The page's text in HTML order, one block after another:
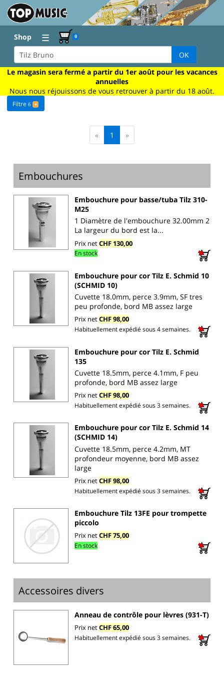
Shop ☰ 0
OK
Le magasin sera fermé a partir du 1er août pour les vacances
annuelles
Nous nous réjouissons de vous retrouver à partir du 18 août.
Filtre6 +
« 1 »
Embouchures
Embouchure pour basse/tuba Tilz 310-
M25
1 Diamètre de l'embouchure 32.00mm 2
La largeur du bord est la...
Prix netCHF 130,00
En stock
Embouchure pour cor Tilz E. Schmid 10
(SCHMID 10)
Cuvette 18.0mm, perce 3.9mm, SF tres
peu profonde, bord MB assez large
Prix netCHF 98,00
Habituellement expédié sous 4 semaines.
Embouchure pour cor Tilz E. Schmid
135
Cuvette 18.5mm, perce 4.1mm, F peu
profonde, bord MB assez large
Prix netCHF 98,00
Habituellement expédié sous 3 semaines.
Embouchure pour cor Tilz E. Schmid 14
(SCHMID 14)
Cuvette 18.5mm, perce 4.2mm, MT
profondeur moyenne, bord MB assez
large
Prix netCHF 98,00
Habituellement expédié sous 3 semaines.
Embouchure Tilz 13FE pour trompette
piccolo
Prix netCHF 75,00
En stock
Accessoires divers
Anneau de contrôle pour lèvres (931-T)
Prix netCHF 65,00
Habituellement expédié sous 3 semaines.